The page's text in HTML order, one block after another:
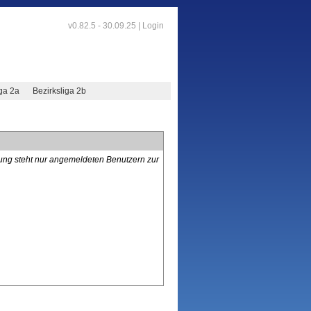
v0.82.5 - 30.09.25 | Login
2a Bezirksliga 2b
steht nur angemeldeten Benutzern zur